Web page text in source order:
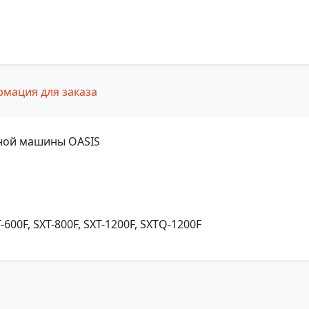
для заказа
машины OASIS
600F, SXT-800F, SXT-1200F, SXTQ-1200F